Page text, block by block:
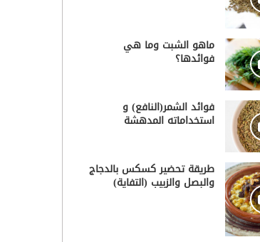
ماهو الشبت وما هي
فوائدها؟
فوائد الشمر(النافع) و
استخداماته المدهشة
طريقة تحضير كسكس بالدجاج
والبصل والزبيب (التفاية)